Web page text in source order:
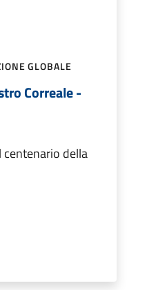
GLOBALE
Correale -
centenario della